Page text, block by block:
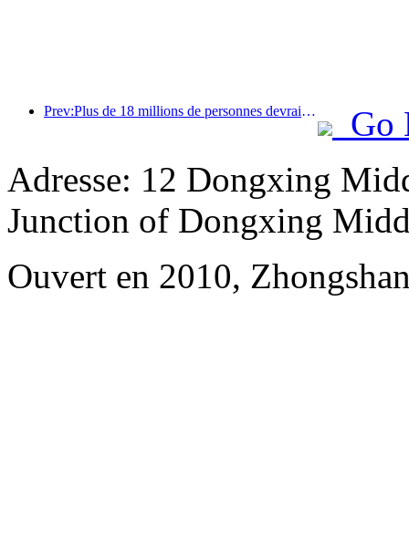
Prev:Plus de 18 millions de personnes devraient entrer et sortir du pays pendant les neuf jours de vacances du Nouvel An chinois.
Go
Adresse: 12 Dongxing
Junction of Dongxing
Ouvert en 2010,